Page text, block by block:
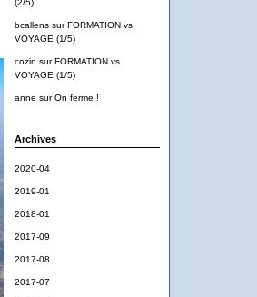
(2/5)
bcallenssurFORMATION vs
VOYAGE (1/5)
cozin surFORMATION vs
VOYAGE (1/5)
anne surOn ferme !
Archives
2020-04
2019-01
2018-01
2017-09
2017-08
2017-07